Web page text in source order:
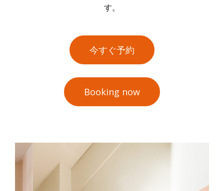
す。
今すぐ予約
Booking now